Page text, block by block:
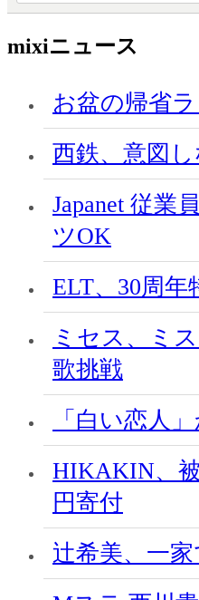
mixiニュース
お盆の帰省
西鉄、意図
Japanet 従業
ツOK
ELT、30周
ミセス、ミ
歌挑戦
「白い恋人
HIKAKIN、
円寄付
辻希美、一